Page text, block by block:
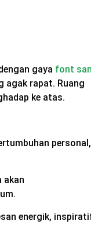
gaya font
agak rapat. Ruang
ke atas.
personal,
akan
energik,